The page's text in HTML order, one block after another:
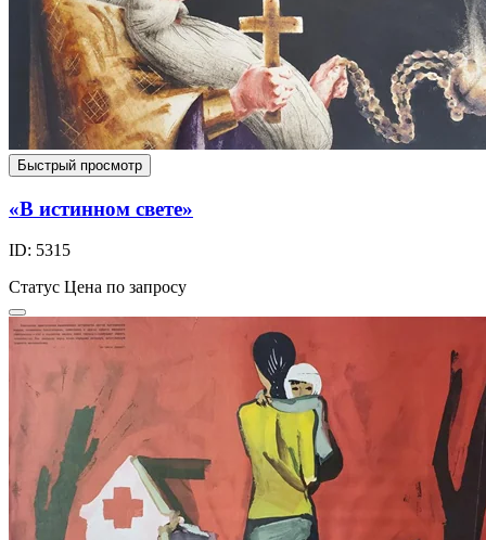
Быстрый просмотр
«В истинном свете»
ID: 5315
Статус Цена по запросу